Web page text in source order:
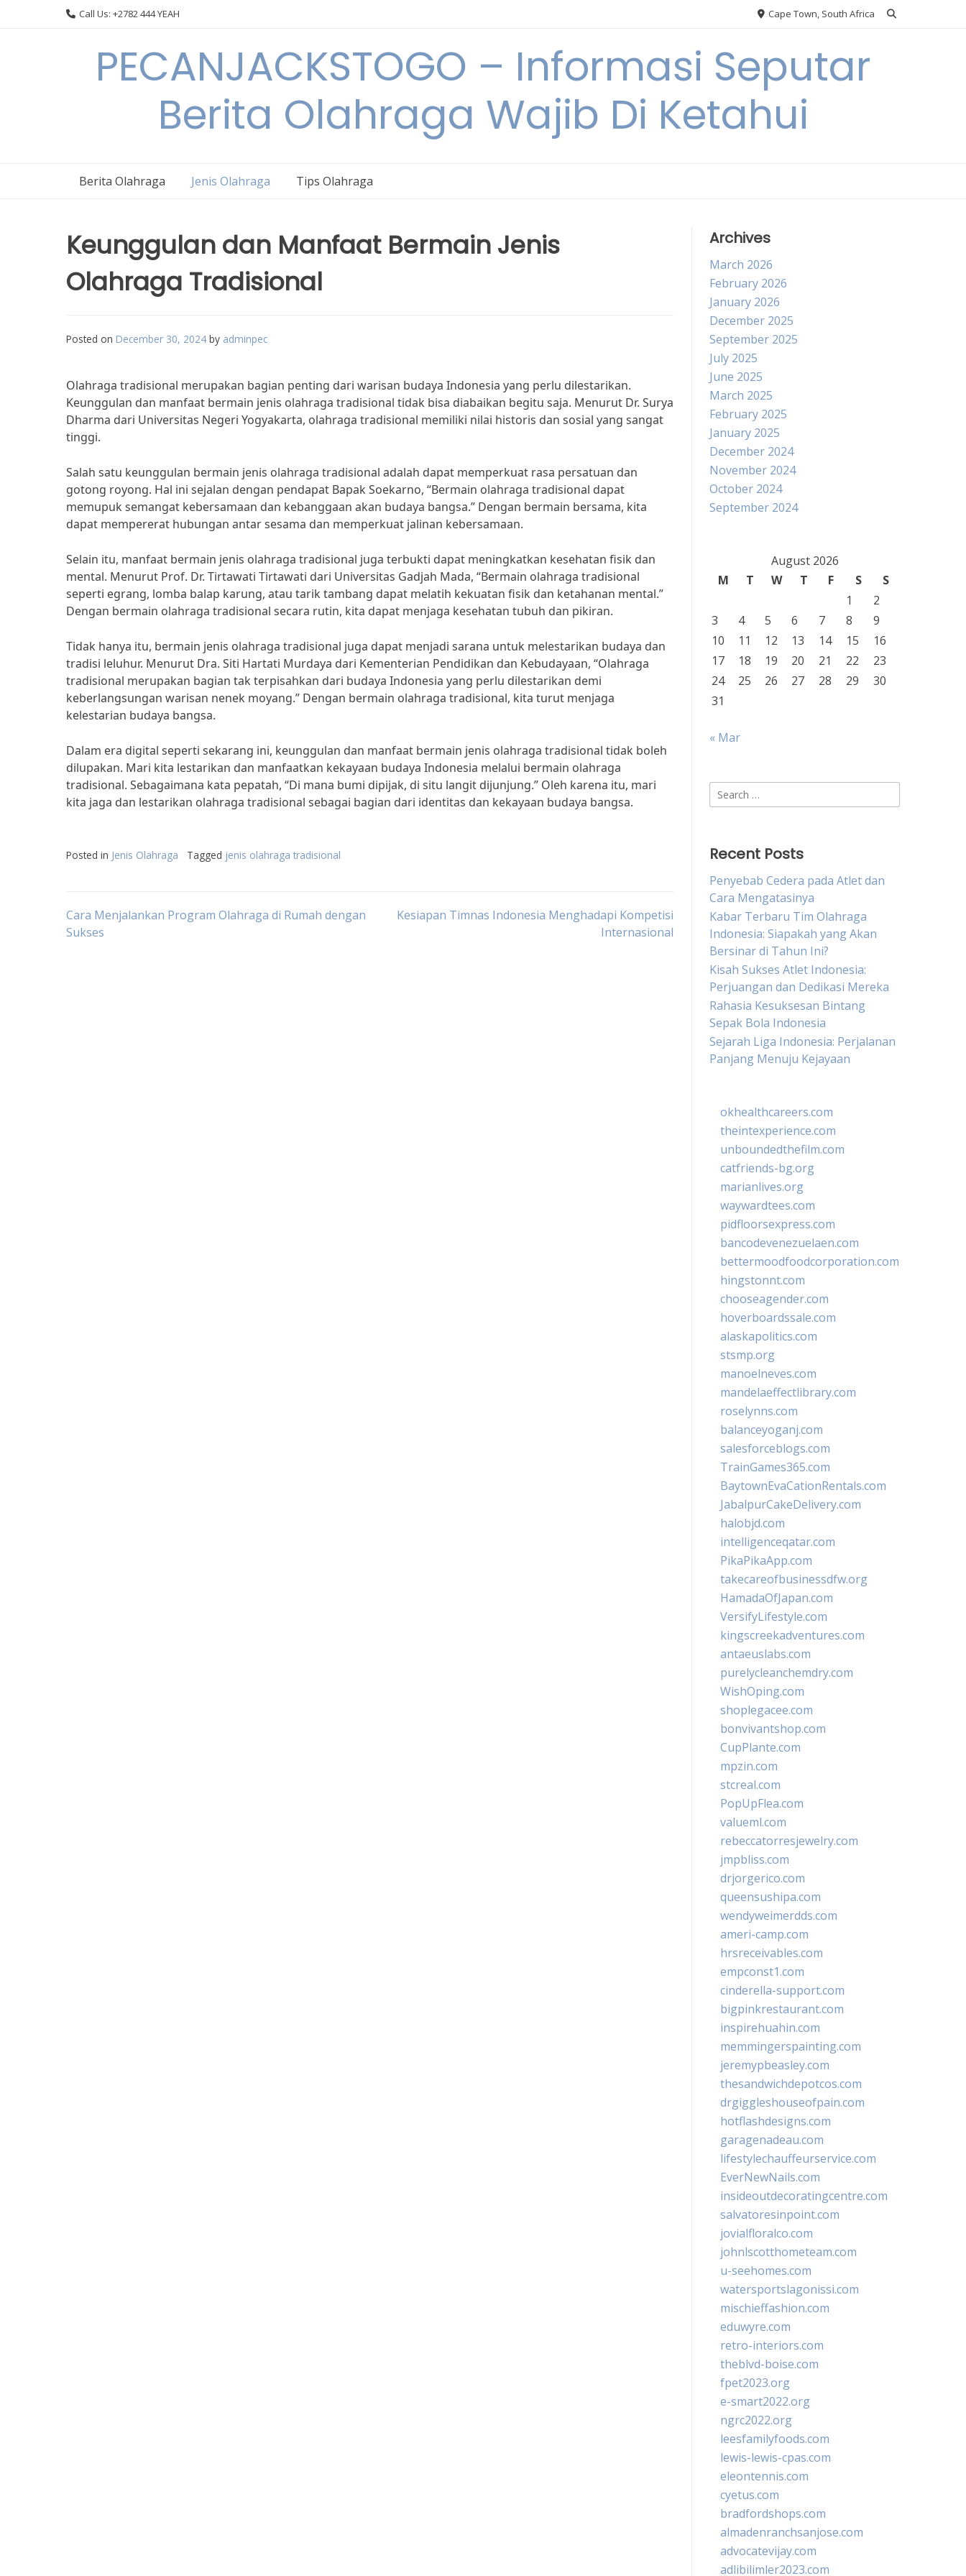
Call Us: +2782 444 YEAH Cape Town, South Africa
PECANJACKSTOGO – Informasi Seputar
Berita Olahraga Wajib Di Ketahui
Berita Olahraga Jenis Olahraga Tips Olahraga
Keunggulan dan Manfaat Bermain Jenis
Olahraga Tradisional
Posted on December 30, 2024 by adminpec
Olahraga tradisional merupakan bagian penting dari warisan budaya Indonesia yang perlu dilestarikan.
Keunggulan dan manfaat bermain jenis olahraga tradisional tidak bisa diabaikan begitu saja. Menurut Dr. Surya
Dharma dari Universitas Negeri Yogyakarta, olahraga tradisional memiliki nilai historis dan sosial yang sangat
tinggi.
Salah satu keunggulan bermain jenis olahraga tradisional adalah dapat memperkuat rasa persatuan dan
gotong royong. Hal ini sejalan dengan pendapat Bapak Soekarno, “Bermain olahraga tradisional dapat
memupuk semangat kebersamaan dan kebanggaan akan budaya bangsa.” Dengan bermain bersama, kita
dapat mempererat hubungan antar sesama dan memperkuat jalinan kebersamaan.
Selain itu, manfaat bermain jenis olahraga tradisional juga terbukti dapat meningkatkan kesehatan fisik dan
mental. Menurut Prof. Dr. Tirtawati Tirtawati dari Universitas Gadjah Mada, “Bermain olahraga tradisional
seperti egrang, lomba balap karung, atau tarik tambang dapat melatih kekuatan fisik dan ketahanan mental.”
Dengan bermain olahraga tradisional secara rutin, kita dapat menjaga kesehatan tubuh dan pikiran.
Tidak hanya itu, bermain jenis olahraga tradisional juga dapat menjadi sarana untuk melestarikan budaya dan
tradisi leluhur. Menurut Dra. Siti Hartati Murdaya dari Kementerian Pendidikan dan Kebudayaan, “Olahraga
tradisional merupakan bagian tak terpisahkan dari budaya Indonesia yang perlu dilestarikan demi
keberlangsungan warisan nenek moyang.” Dengan bermain olahraga tradisional, kita turut menjaga
kelestarian budaya bangsa.
Dalam era digital seperti sekarang ini, keunggulan dan manfaat bermain jenis olahraga tradisional tidak boleh
dilupakan. Mari kita lestarikan dan manfaatkan kekayaan budaya Indonesia melalui bermain olahraga
tradisional. Sebagaimana kata pepatah, “Di mana bumi dipijak, di situ langit dijunjung.” Oleh karena itu, mari
kita jaga dan lestarikan olahraga tradisional sebagai bagian dari identitas dan kekayaan budaya bangsa.
Posted in Jenis Olahraga Tagged jenis olahraga tradisional
Post
Cara Menjalankan Program Olahraga di Rumah dengan
Sukses
Kesiapan Timnas Indonesia Menghadapi Kompetisi
Internasional
Archives
March 2026
February 2026
January 2026
December 2025
September 2025
July 2025
June 2025
March 2025
February 2025
January 2025
December 2024
November 2024
October 2024
September 2024
August 2026
M
T W T F S
S
1
2
3
4 5 6 7 8
9
10
11 12 13 14 15
16
17
18 19 20 21 22
23
24
25 26 27 28 29
30
31
« Mar
Search
for:
Recent Posts
Penyebab Cedera pada Atlet dan
Cara Mengatasinya
Kabar Terbaru Tim Olahraga
Indonesia: Siapakah yang Akan
Bersinar di Tahun Ini?
Kisah Sukses Atlet Indonesia:
Perjuangan dan Dedikasi Mereka
Rahasia Kesuksesan Bintang
Sepak Bola Indonesia
Sejarah Liga Indonesia: Perjalanan
Panjang Menuju Kejayaan
okhealthcareers.com
theintexperience.com
unboundedthefilm.com
catfriends-bg.org
marianlives.org
waywardtees.com
pidfloorsexpress.com
bancodevenezuelaen.com
bettermoodfoodcorporation.com
hingstonnt.com
chooseagender.com
hoverboardssale.com
alaskapolitics.com
stsmp.org
manoelneves.com
mandelaeffectlibrary.com
roselynns.com
balanceyoganj.com
salesforceblogs.com
TrainGames365.com
BaytownEvaCationRentals.com
JabalpurCakeDelivery.com
halobjd.com
intelligenceqatar.com
PikaPikaApp.com
takecareofbusinessdfw.org
HamadaOfJapan.com
VersifyLifestyle.com
kingscreekadventures.com
antaeuslabs.com
purelycleanchemdry.com
WishOping.com
shoplegacee.com
bonvivantshop.com
CupPlante.com
mpzin.com
stcreal.com
PopUpFlea.com
valueml.com
rebeccatorresjewelry.com
jmpbliss.com
drjorgerico.com
queensushipa.com
wendyweimerdds.com
ameri-camp.com
hrsreceivables.com
empconst1.com
cinderella-support.com
bigpinkrestaurant.com
inspirehuahin.com
memmingerspainting.com
jeremypbeasley.com
thesandwichdepotcos.com
drgiggleshouseofpain.com
hotflashdesigns.com
garagenadeau.com
lifestylechauffeurservice.com
EverNewNails.com
insideoutdecoratingcentre.com
salvatoresinpoint.com
jovialfloralco.com
johnlscotthometeam.com
u-seehomes.com
watersportslagonissi.com
mischieffashion.com
eduwyre.com
retro-interiors.com
theblvd-boise.com
fpet2023.org
e-smart2022.org
ngrc2022.org
leesfamilyfoods.com
lewis-lewis-cpas.com
eleontennis.com
cyetus.com
bradfordshops.com
almadenranchsanjose.com
advocatevijay.com
adlibilimler2023.com